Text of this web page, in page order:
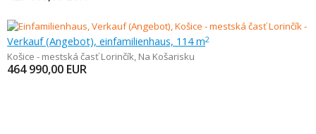
Verkauf (Angebot), einfamilienhaus, 114 m2
Košice - mestská časť Lorinčík, Na Košarisku
464 990,00 EUR